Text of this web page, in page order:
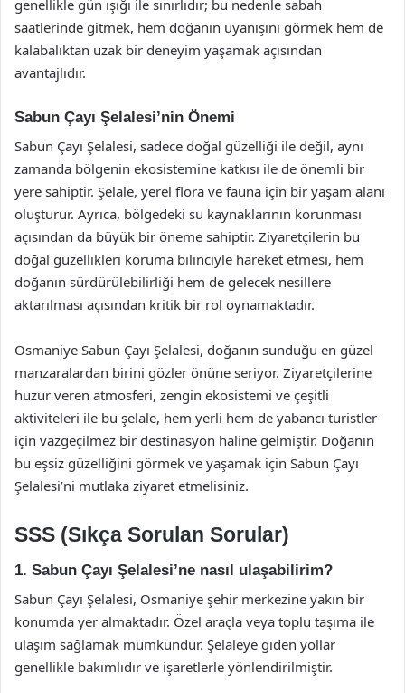
genellikle gün ışığı ile sınırlıdır; bu nedenle sabah
saatlerinde gitmek, hem doğanın uyanışını görmek hem de
kalabalıktan uzak bir deneyim yaşamak açısından
avantajlıdır.
Sabun Çayı Şelalesi’nin Önemi
Sabun Çayı Şelalesi, sadece doğal güzelliği ile değil, aynı
zamanda bölgenin ekosistemine katkısı ile de önemli bir
yere sahiptir. Şelale, yerel flora ve fauna için bir yaşam alanı
oluşturur. Ayrıca, bölgedeki su kaynaklarının korunması
açısından da büyük bir öneme sahiptir. Ziyaretçilerin bu
doğal güzellikleri koruma bilinciyle hareket etmesi, hem
doğanın sürdürülebilirliği hem de gelecek nesillere
aktarılması açısından kritik bir rol oynamaktadır.
Osmaniye Sabun Çayı Şelalesi, doğanın sunduğu en güzel
manzaralardan birini gözler önüne seriyor. Ziyaretçilerine
huzur veren atmosferi, zengin ekosistemi ve çeşitli
aktiviteleri ile bu şelale, hem yerli hem de yabancı turistler
için vazgeçilmez bir destinasyon haline gelmiştir. Doğanın
bu eşsiz güzelliğini görmek ve yaşamak için Sabun Çayı
Şelalesi’ni mutlaka ziyaret etmelisiniz.
SSS (Sıkça Sorulan Sorular)
1. Sabun Çayı Şelalesi’ne nasıl ulaşabilirim?
Sabun Çayı Şelalesi, Osmaniye şehir merkezine yakın bir
konumda yer almaktadır. Özel araçla veya toplu taşıma ile
ulaşım sağlamak mümkündür. Şelaleye giden yollar
genellikle bakımlıdır ve işaretlerle yönlendirilmiştir.